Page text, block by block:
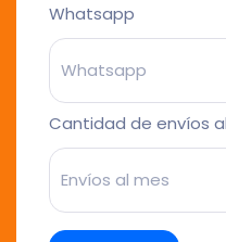
Whatsapp
Cantidad de envíos